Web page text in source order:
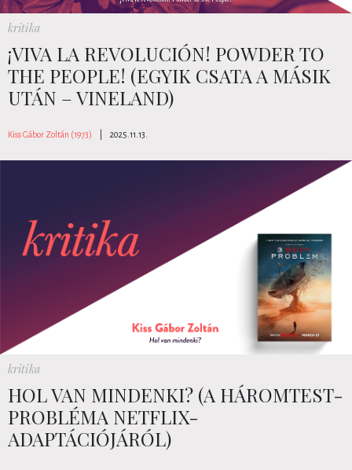
kritika
¡VIVA LA REVOLUCIÓN! POWDER TO
THE PEOPLE! (EGYIK CSATA A MÁSIK
UTÁN – VINELAND)
Kiss Gábor Zoltán (1973) 2025.11.13.
kritika
HOL VAN MINDENKI? (A HÁROMTEST-
PROBLÉMA NETFLIX-
ADAPTÁCIÓJÁRÓL)